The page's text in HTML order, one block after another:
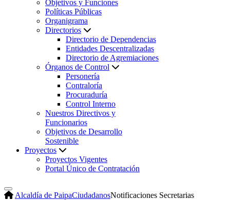
Objetivos y Funciones
Políticas Públicas
Organigrama
Directorios
Directorio de Dependencias
Entidades Descentralizadas
Directorio de Agremiaciones
Órganos de Control
Personería
Contraloría
Procuraduría
Control Interno
Nuestros Directivos y
Funcionarios
Objetivos de Desarrollo
Sostenible
Proyectos
Proyectos Vigentes
Portal Único de Contratación
Alcaldía de PaipaCiudadanosNotificaciones Secretarias